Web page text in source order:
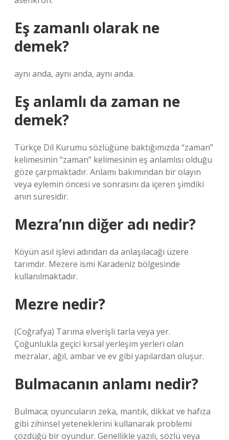
Eş zamanlı olarak ne
demek?
aynı anda, aynı anda, aynı anda.
Eş anlamlı da zaman ne
demek?
Türkçe Dil Kurumu sözlüğüne baktığımızda “zaman”
kelimesinin “zaman” kelimesinin eş anlamlısı olduğu
göze çarpmaktadır. Anlamı bakımından bir olayın
veya eylemin öncesi ve sonrasını da içeren şimdiki
anın süresidir.
Mezra’nın diğer adı nedir?
Köyün asıl işlevi adından da anlaşılacağı üzere
tarımdır. Mezere ismi Karadeniz bölgesinde
kullanılmaktadır.
Mezre nedir?
(Coğrafya) Tarıma elverişli tarla veya yer.
Çoğunlukla geçici kırsal yerleşim yerleri olan
mezralar, ağıl, ambar ve ev gibi yapılardan oluşur.
Bulmacanın anlamı nedir?
Bulmaca; oyuncuların zeka, mantık, dikkat ve hafıza
gibi zihinsel yeteneklerini kullanarak problemi
çözdüğü bir oyundur. Genellikle yazılı, sözlü veya